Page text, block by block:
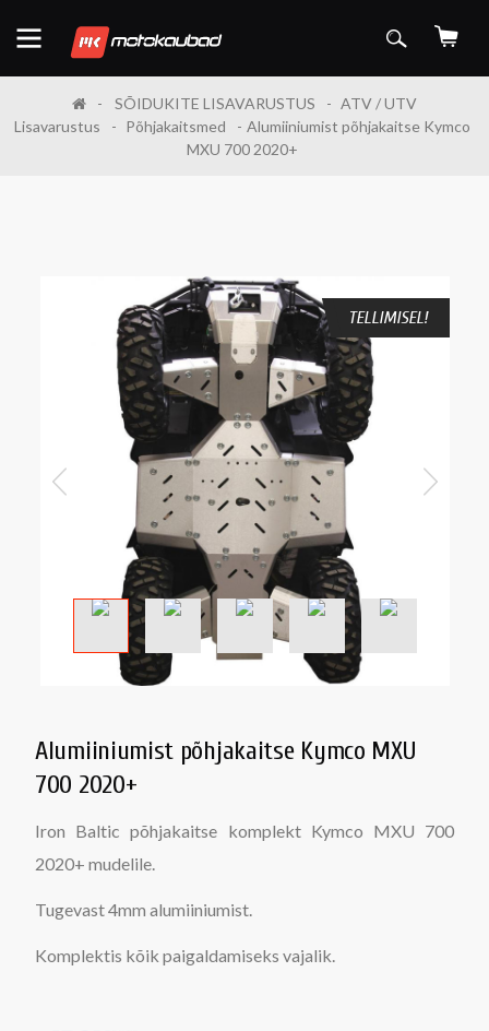
SÕIDUKITE LISAVARUSTUS
ATV / UTV
Lisavarustus
Põhjakaitsmed
Alumiiniumist põhjakaitse Kymco
MXU 700 2020+
TELLIMISEL!
Alumiiniumist põhjakaitse Kymco MXU
700 2020+
Iron Baltic põhjakaitse komplekt Kymco MXU 700
2020+ mudelile.
Tugevast 4mm alumiiniumist.
Komplektis kõik paigaldamiseks vajalik.